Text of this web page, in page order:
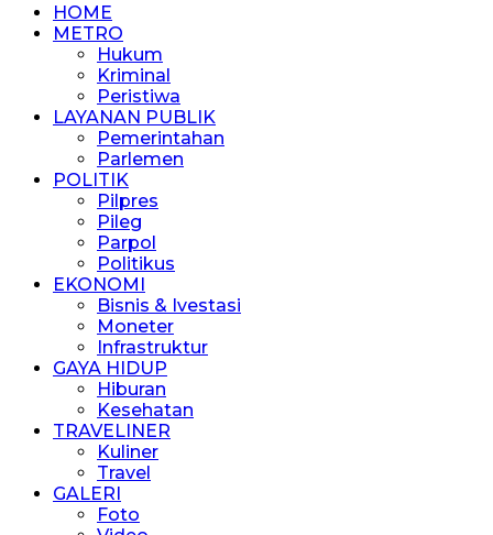
HOME
METRO
Hukum
Kriminal
Peristiwa
LAYANAN PUBLIK
Pemerintahan
Parlemen
POLITIK
Pilpres
Pileg
Parpol
Politikus
EKONOMI
Bisnis & Ivestasi
Moneter
Infrastruktur
GAYA HIDUP
Hiburan
Kesehatan
TRAVELINER
Kuliner
Travel
GALERI
Foto